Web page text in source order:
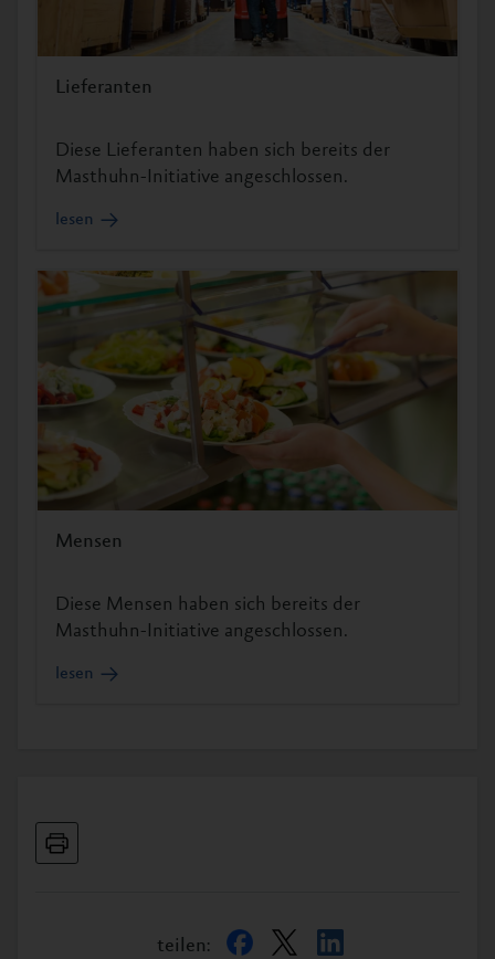
Lieferanten
Diese Lieferanten haben sich bereits der
Masthuhn-Initiative angeschlossen.
lesen
Mensen
Diese Mensen haben sich bereits der
Masthuhn-Initiative angeschlossen.
lesen
teilen: